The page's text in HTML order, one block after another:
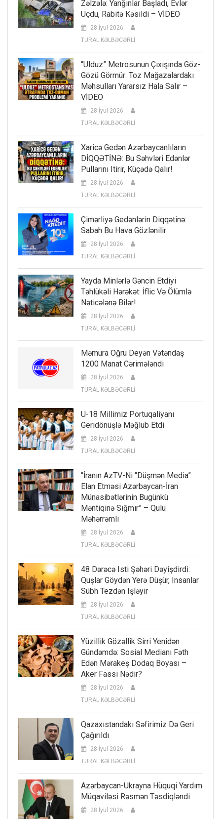
Zəlzələ: Yanğınlar Başladı, Evlər
Uçdu, Rabitə Kəsildi – VİDEO
28 İyul 2026
TURAL KƏLBƏCƏRLİ
“Ulduz” Metrosunun Çıxışında Göz-
Gözü Görmür: Toz Mağazalardakı
Məhsulları Yararsız Hala Salır –
VİDEO
28 İyul 2026
TURAL KƏLBƏCƏRLİ
Xaricə Gedən Azərbaycanlıların
DİQQƏTİNƏ: Bu Səhvləri Edənlər
Pullarını Itirir, Küçədə Qalır!
28 İyul 2026
TURAL KƏLBƏCƏRLİ
Çimərliyə Gedənlərin Diqqətinə:
Sabah Bu Hava Gözlənilir
28 İyul 2026
TURAL KƏLBƏCƏRLİ
Yayda Minlərlə Gəncin Etdiyi
Təhlükəli Hərəkət: İflic Və Ölümlə
Nəticələnə Bilər!
28 İyul 2026
TURAL KƏLBƏCƏRLİ
Məmura Oğru Deyən Vətəndaş
1200 Manat Cərimələndi
28 İyul 2026
TURAL KƏLBƏCƏRLİ
U-18 Millimiz Portuqaliyanı
Geridönüşlə Məğlub Etdi
28 İyul 2026
TURAL KƏLBƏCƏRLİ
“İranın AzTV-Ni “düşmən Media”
Elan Etməsi Azərbaycan-İran
Münasibətlərinin Bugünkü
Məntiqinə Sığmır” – Qulu
Məhərrəmli
28 İyul 2026
TURAL KƏLBƏCƏRLİ
48 Dərəcə Isti Şəhəri Dəyişdirdi:
Quşlar Göydən Yerə Düşür, Insanlar
Sübh Tezdən Işləyir
28 İyul 2026
TURAL KƏLBƏCƏRLİ
Yüzillik Gözəllik Sirri Yenidən
Gündəmdə: Sosial Medianı Fəth
Edən Mərakeş Dodaq Boyası –
Aker Fassi Nədir?
28 İyul 2026
TURAL KƏLBƏCƏRLİ
Qazaxıstandakı Səfirimiz Də Geri
Çağırıldı
28 İyul 2026
TURAL KƏLBƏCƏRLİ
Azərbaycan-Ukrayna Hüquqi Yardım
Müqaviləsi Rəsmən Təsdiqləndi
28 İyul 2026